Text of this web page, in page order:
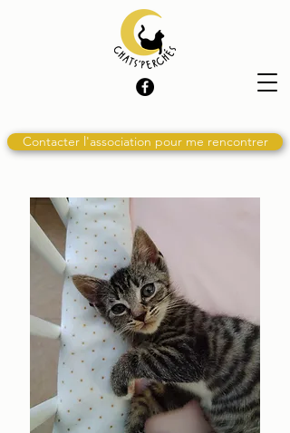
Contacter l'association pour me rencontrer